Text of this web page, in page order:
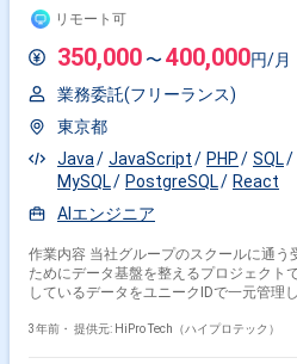
リモート可
350,000 〜 400,000円/月
業務委託(フリーランス)
東京都
Java
JavaScript PHP SQL
MySQL
PostgreSQL
React
AIエンジニア
作業内容 当社グループのスクールに通う
ためにデータ基盤を整えるプロジェクト
しているデータをユニークIDで一元管理
しています。 具体的な業務としては、以下内容をお任せします。 ・業務
3年前・ 提供元: HiPro Tech（ハイプロテック）